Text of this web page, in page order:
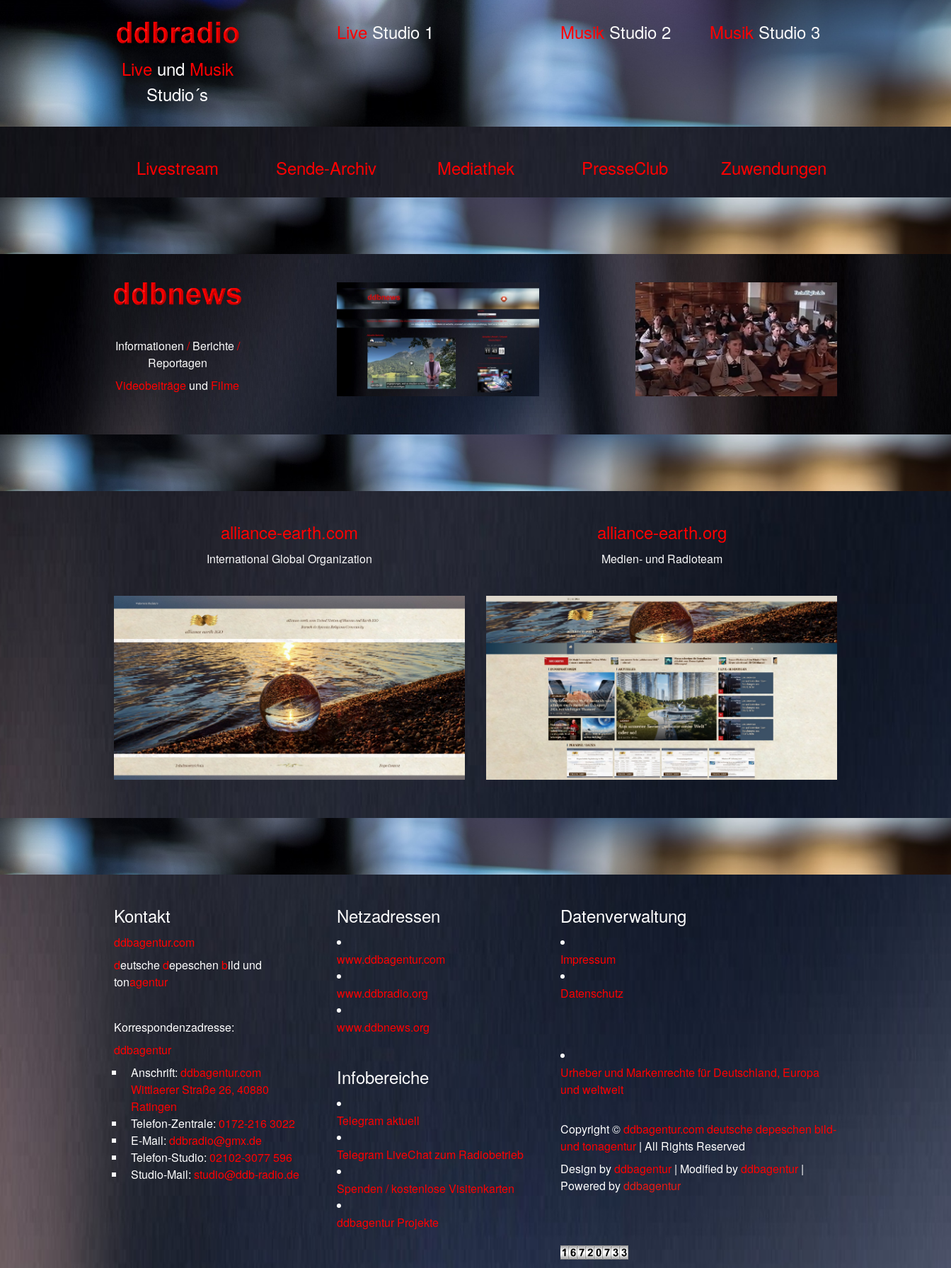
Live und Musik
Studio´s
Live Studio 1 Musik Studio 2 MusikStudio 3
Livestream Sende-Archiv Mediathek PresseClub Zuwendungen
Informationen /Berichte/
Reportagen
Videobeiträge und Filme
alliance-earth.com
International Global Organization
alliance-earth.org
Medien- und Radioteam
Kontakt
ddbagentur.com
deutschedepeschen bild und
tonagentur
Korrespondenzadresse:
ddbagentur
Anschrift: ddbagentur.com
Wittlaerer Straße 26, 40880
Ratingen
Telefon-Zentrale: 0172-216 3022
E-Mail: ddbradio@gmx.de
Telefon-Studio: 02102-3077 596
Studio-Mail: studio@ddb-radio.de
Netzadressen
www.ddbagentur.com
www.ddbradio.org
www.ddbnews.org
Infobereiche
Telegram aktuell
Telegram LiveChat zum Radiobetrieb
Spenden / kostenlose Visitenkarten
ddbagentur Projekte
Datenverwaltung
Impressum
Datenschutz
Urheber und Markenrechte für Deutschland, Europa
und weltweit
Copyright ©ddbagentur.com deutsche depeschen bild-
und tonagentur| All Rights Reserved
Design byddbagentur| Modified byddbagentur|
Powered byddbagentur